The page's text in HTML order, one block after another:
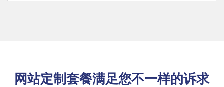
网站定制套餐满足您不一样的诉求